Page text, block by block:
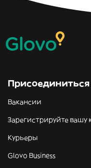
Присоединиться
Вакансии
Зарегистрируйте
Курьеры
Glovo Business